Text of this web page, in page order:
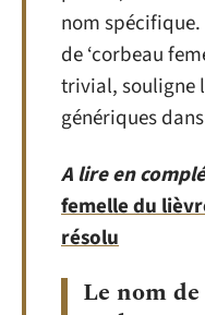
nom
de ‘corbeau
trivial, souligne
génériques
A lire en
femelle du
résolu
Le nom